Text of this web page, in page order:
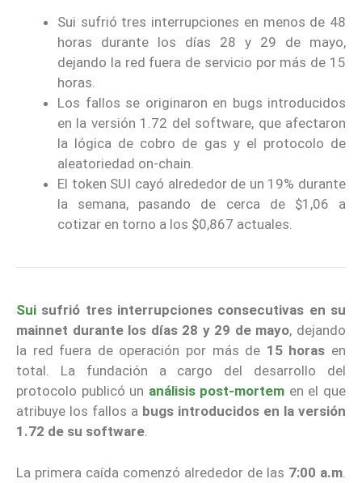
Sui sufrió tres interrupciones en menos de 48
horas durante los días 28 y 29 de mayo,
dejando la red fuera de servicio por más de 15
horas.
Los fallos se originaron en bugs introducidos
en la versión 1.72 del software, que afectaron
la lógica de cobro de gas y el protocolo de
aleatoriedad on-chain.
El token SUI cayó alrededor de un 19% durante
la semana, pasando de cerca de $1,06 a
cotizar en torno a los $0,867 actuales.
Sui sufrió tres interrupciones consecutivas en su
mainnet durante los días 28 y 29 de mayo, dejando
la red fuera de operación por más de 15 horas en
total. La fundación a cargo del desarrollo del
protocolo publicó un análisis post-mortem en el que
atribuye los fallos a bugs introducidos en la versión
1.72 de su software.
La primera caída comenzó alrededor de las 7:00 a.m